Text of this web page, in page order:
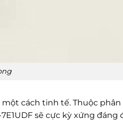
cách tinh tế. Thuộc phân
sẽ cực kỳ xứng đáng